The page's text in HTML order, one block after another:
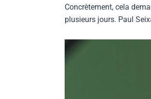
Concrètement, cela
plusieurs jours. Paul